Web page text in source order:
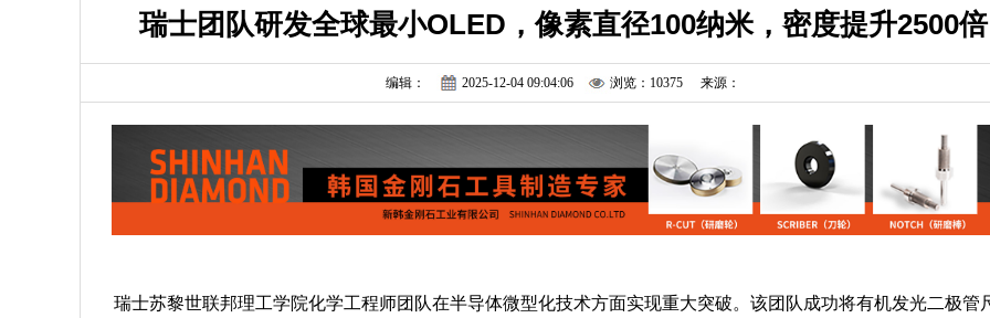
瑞士团队研发全球最小OLED，像素直径100纳米，密度提升2500倍
编辑： 2025-12-04 09:04:06 浏览：10375 来源：
瑞士苏黎世联邦理工学院化学工程师团队在半导体微型化技术方面实现重大突破。该团队成功将有机发光二极管